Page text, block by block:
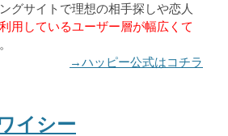
グサイトで理想の相手探しや恋人
利用しているユーザー層が幅広くて
→ハッピー公式はコチラ
イシー